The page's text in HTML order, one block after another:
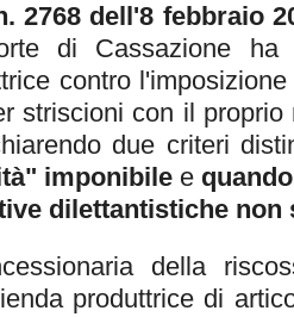
2768 dell'8 febbraio
di Cassazione
contro
striscioni con il
due criteri
imponibile e
dilettantistiche non
della
produttrice di